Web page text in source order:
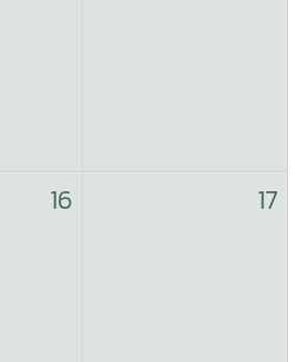
16 17